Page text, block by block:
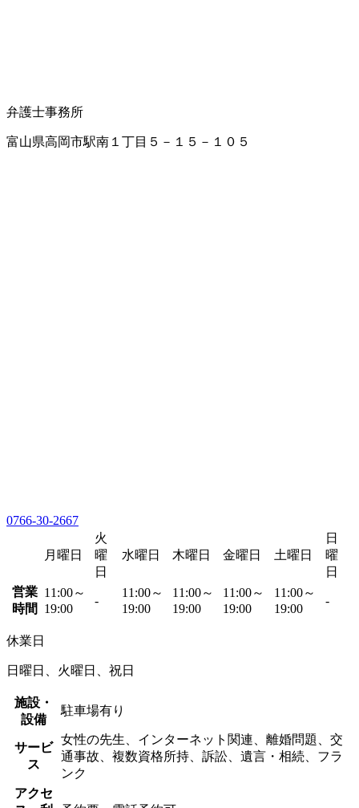
弁護士事務所
富山県高岡市駅南１丁目５－１５－１０５
0766-30-2667
月曜日
火
曜
日
水曜日 木曜日 金曜日 土曜日
日
曜
日
営業
時間
11:00～
19:00
-
11:00～
19:00
11:00～
19:00
11:00～
19:00
11:00～
19:00
-
休業日
日曜日、火曜日、祝日
施設・
設備
駐車場有り
サービ
ス
女性の先生、インターネット関連、離婚問題、交
通事故、複数資格所持、訴訟、遺言・相続、フラ
ンク
アクセ